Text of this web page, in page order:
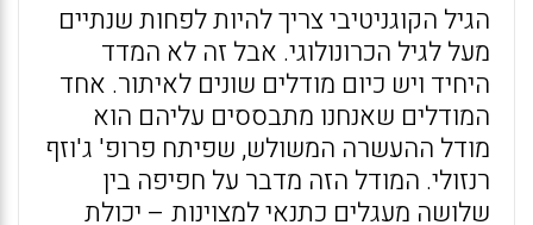
הגיל הקוגניטיבי צריך להיות לפחות שנתיים
מעל לגיל הכרונולוגי. אבל זה לא המדד
היחיד ויש כיום מודלים שונים לאיתור. אחד
המודלים שאנחנו מתבססים עליהם הוא
מודל ההעשרה המשולש, שפיתח פרופ' ג'וזף
רנזולי. המודל הזה מדבר על חפיפה בין
שלושה מעגלים כתנאי למצוינות – יכולת